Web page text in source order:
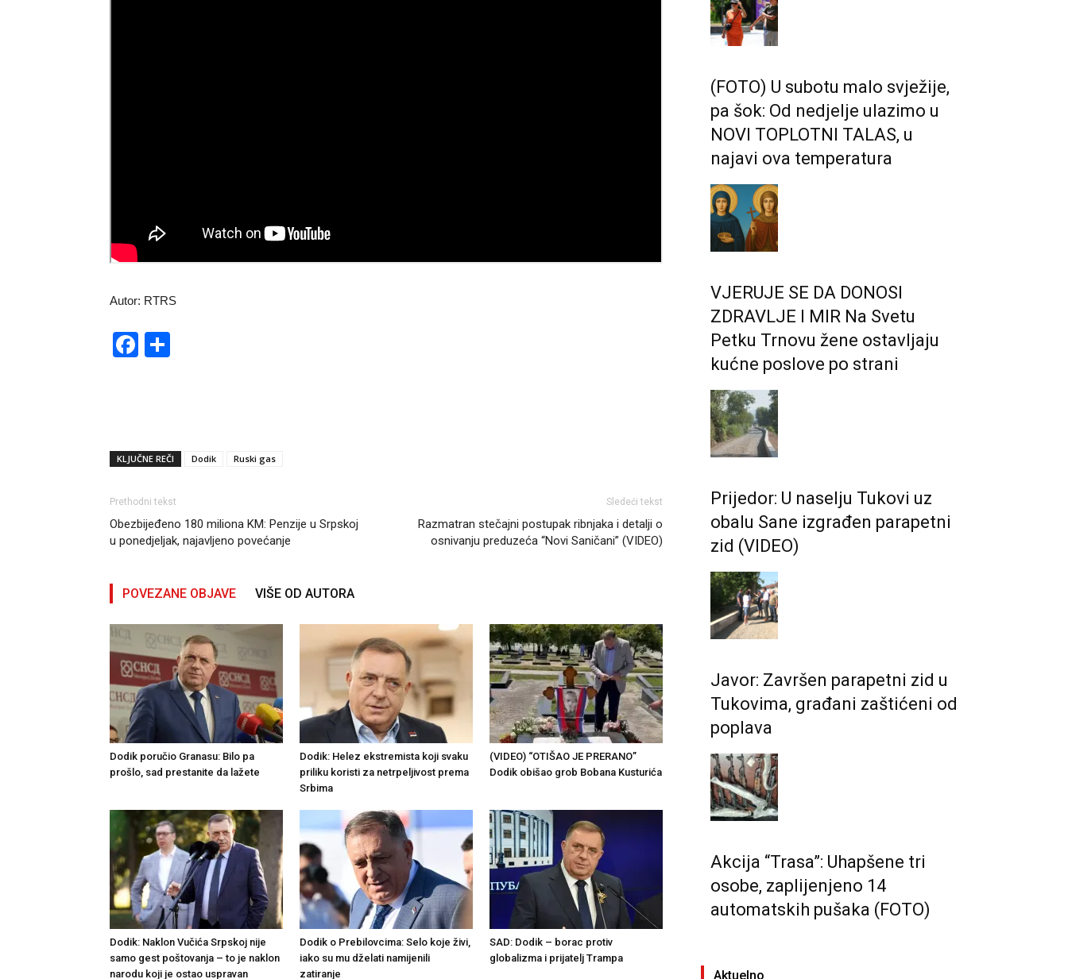
Autor: RTRS
Facebook
KLJUČNE REČI Dodik Ruski gas
Prethodni tekst
Obezbijeđeno 180 miliona KM: Penzije u Srpskoj
u ponedjeljak, najavljeno povećanje
Sledeći tekst
Razmatran stečajni postupak ribnjaka i detalji o
osnivanju preduzeća “Novi Saničani” (VIDEO)
POVEZANE OBJAVE VIŠE OD AUTORA
Dodik poručio Granasu: Bilo pa
prošlo, sad prestanite da lažete
Dodik: Helez ekstremista koji svaku
priliku koristi za netrpeljivost prema
Srbima
(VIDEO) “OTIŠAO JE PRERANO”
Dodik obišao grob Bobana Kusturića
Dodik: Naklon Vučića Srpskoj nije
samo gest poštovanja – to je naklon
narodu koji je ostao uspravan
Dodik o Prebilovcima: Selo koje živi,
iako su mu dželati namijenili
zatiranje
SAD: Dodik – borac protiv
globalizma i prijatelj Trampa
(FOTO) U subotu malo svježije,
pa šok: Od nedjelje ulazimo u
NOVI TOPLOTNI TALAS, u
najavi ova temperatura
VJERUJE SE DA DONOSI
ZDRAVLJE I MIR Na Svetu
Petku Trnovu žene ostavljaju
kućne poslove po strani
Prijedor: U naselju Tukovi uz
obalu Sane izgrađen parapetni
zid (VIDEO)
Javor: Završen parapetni zid u
Tukovima, građani zaštićeni od
poplava
Akcija “Trasa”: Uhapšene tri
osobe, zaplijenjeno 14
automatskih pušaka (FOTO)
Aktuelno